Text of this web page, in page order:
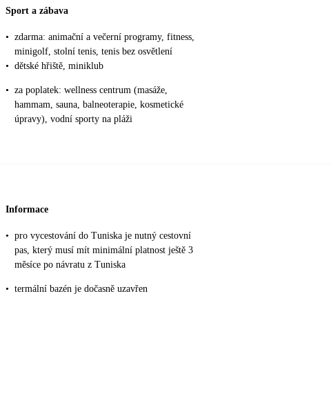
Sport a zábava
• zdarma: animační a večerní programy, fitness,
minigolf, stolní tenis, tenis bez osvětlení
• dětské hřiště, miniklub
• za poplatek: wellness centrum (masáže,
hammam, sauna, balneoterapie, kosmetické
úpravy), vodní sporty na pláži
Informace
• pro vycestování do Tuniska je nutný cestovní
pas, který musí mít minimální platnost ještě 3
měsíce po návratu z Tuniska
• termální bazén je dočasně uzavřen